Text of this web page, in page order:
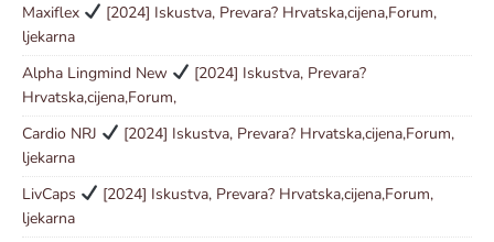
Maxiflex
[2024] Iskustva, Prevara? Hrvatska,cijena,Forum,
ljekarna
Alpha Lingmind New
[2024] Iskustva, Prevara?
Hrvatska,cijena,Forum,
Cardio NRJ
[2024] Iskustva, Prevara? Hrvatska,cijena,Forum,
ljekarna
LivCaps
[2024] Iskustva, Prevara? Hrvatska,cijena,Forum,
ljekarna